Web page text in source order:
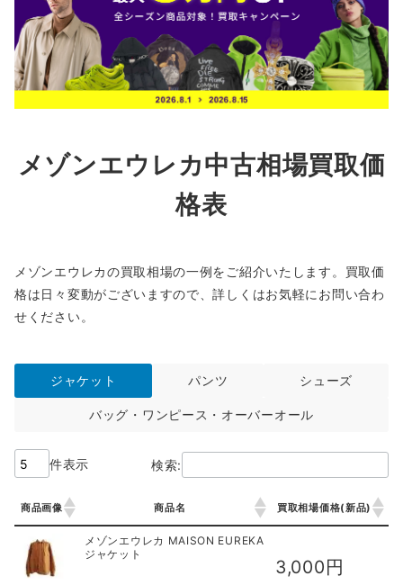
メゾンエウレカ中古相場買取価
格表
メゾンエウレカの買取相場の一例をご紹介いたします。買取価
格は日々変動がございますので、詳しくはお気軽にお問い合わ
せください。
ジャケット パンツ シューズ
バッグ・ワンピース・オーバーオール
件表示 検索:
商品画像 商品名 買取相場価格(新品)
商品画像 商品名
メゾンエウレカ MAISON EUREKA
ジャケット
3,000円